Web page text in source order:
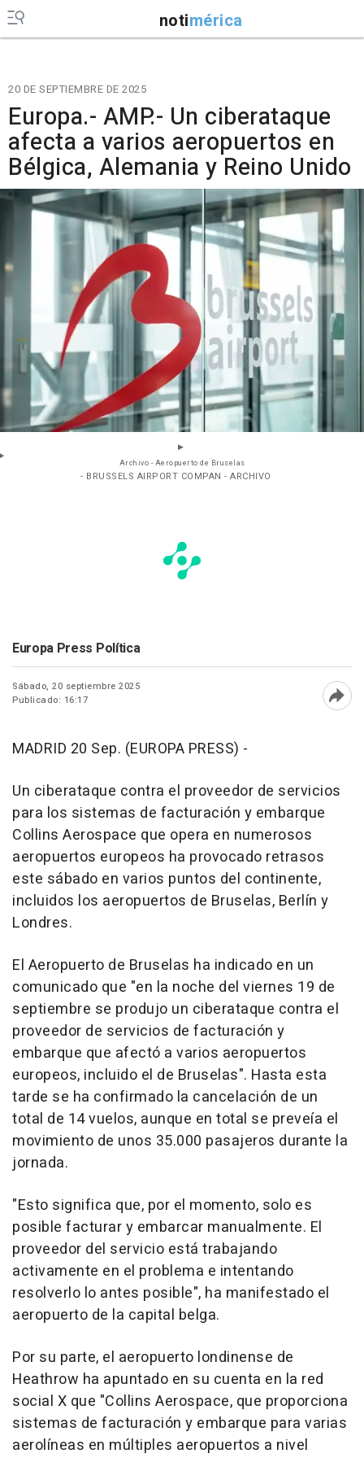
notimérica
20 DE SEPTIEMBRE DE 2025
Europa.- AMP.- Un ciberataque
afecta a varios aeropuertos en
Bélgica, Alemania y Reino Unido
Archivo - Aeropuerto de Bruselas
- BRUSSELS AIRPORT COMPAN - ARCHIVO
Europa Press Política
Sábado, 20 septiembre 2025
Publicado: 16:17
MADRID 20 Sep. (EUROPA PRESS) -
Un ciberataque contra el proveedor de servicios
para los sistemas de facturación y embarque
Collins Aerospace que opera en numerosos
aeropuertos europeos ha provocado retrasos
este sábado en varios puntos del continente,
incluidos los aeropuertos de Bruselas, Berlín y
Londres.
El Aeropuerto de Bruselas ha indicado en un
comunicado que "en la noche del viernes 19 de
septiembre se produjo un ciberataque contra el
proveedor de servicios de facturación y
embarque que afectó a varios aeropuertos
europeos, incluido el de Bruselas". Hasta esta
tarde se ha confirmado la cancelación de un
total de 14 vuelos, aunque en total se preveía el
movimiento de unos 35.000 pasajeros durante la
jornada.
"Esto significa que, por el momento, solo es
posible facturar y embarcar manualmente. El
proveedor del servicio está trabajando
activamente en el problema e intentando
resolverlo lo antes posible", ha manifestado el
aeropuerto de la capital belga.
Por su parte, el aeropuerto londinense de
Heathrow ha apuntado en su cuenta en la red
social X que "Collins Aerospace, que proporciona
sistemas de facturación y embarque para varias
aerolíneas en múltiples aeropuertos a nivel